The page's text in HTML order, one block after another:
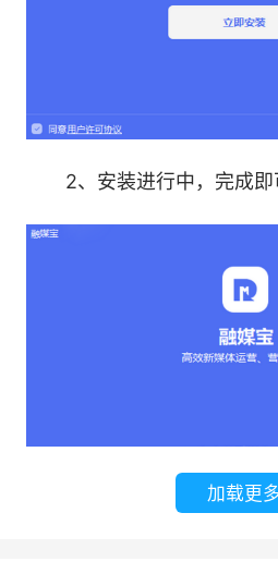
作更简单
一键查看所有自媒体平
益、播放、阅读、粉丝等
2、安装进行中，完成即
加载更